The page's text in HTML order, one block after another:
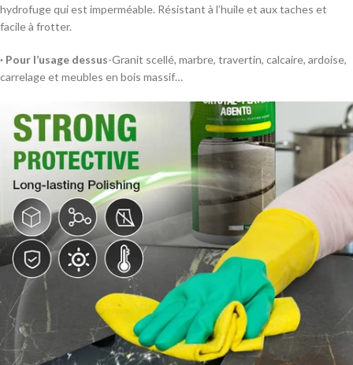
hydrofuge qui est imperméable. Résistant à l’huile et aux taches et
facile à frotter.
· Pour l’usage dessus-Granit scellé, marbre, travertin, calcaire, ardoise,
carrelage et meubles en bois massif…